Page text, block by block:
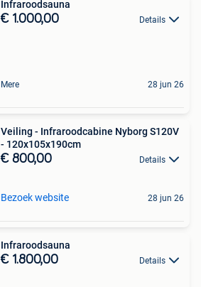
Infraroodsauna
€ 1.000,00 Details
Mere 28 jun 26
Veiling - Infraroodcabine Nyborg S120V
- 120x105x190cm
€ 800,00 Details
Bezoek website 28 jun 26
Infraroodsauna
€ 1.800,00 Details